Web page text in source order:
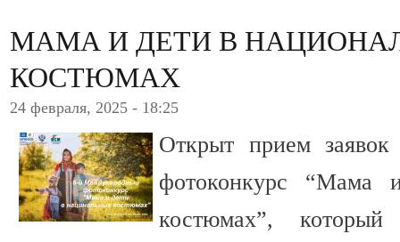
МАМА И ДЕТИ В
КОСТЮМАХ
24 февраля, 2025 - 18:25
Открыт прием
фотоконкурс “Мама
костюмах”,